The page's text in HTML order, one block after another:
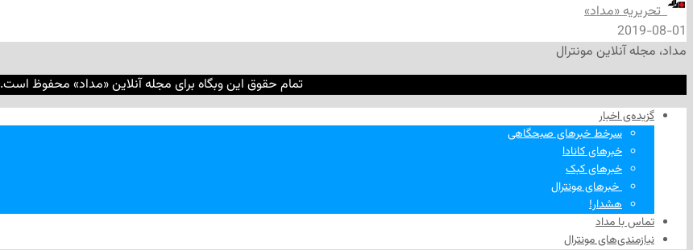
‌ تحریریه «مداد»
2019-08-01
مداد، مجله آنلاین مونترال
تمام حقوق این وبگاه برای مجله آنلاین «مداد» محفوظ است.
گزیده‌ی‌ اخبار
سرخط خبرهای صبحگاهی
خبرهای کانادا
خبرهای کبک
‌ خبرهای مونترال
هشدار!
تماس با مداد
نیازمندی‌های مونترال